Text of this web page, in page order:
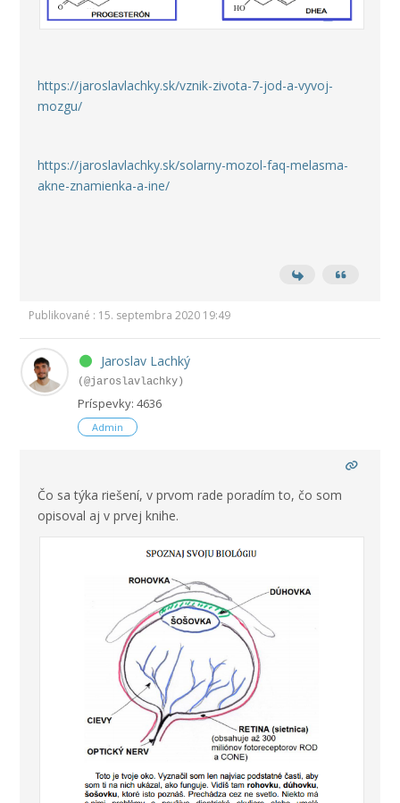
https://jaroslavlachky.sk/vznik-zivota-7-jod-a-vyvoj-
mozgu/
https://jaroslavlachky.sk/solarny-mozol-faq-melasma-
akne-znamienka-a-ine/
Publikované : 15. septembra 2020 19:49
Jaroslav Lachký
(@jaroslavlachky)
Príspevky: 4636
Admin
Čo sa týka riešení, v prvom rade poradím to, čo som
opisoval aj v prvej knihe.